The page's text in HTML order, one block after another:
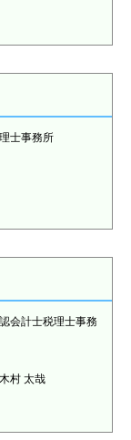
士事務所
会計士税理士事務
木村 太哉